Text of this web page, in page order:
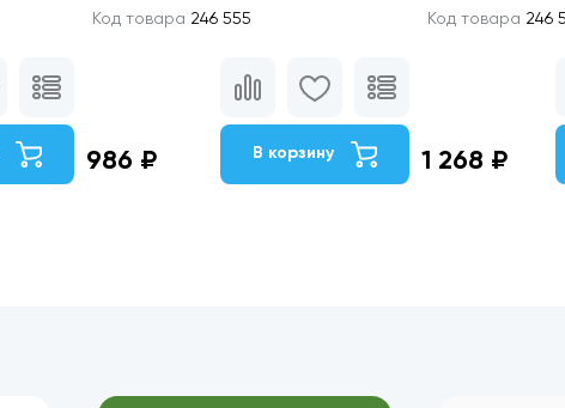
Код товара 246 555
986 ₽ В корзину
Код товара 246
1 268 ₽